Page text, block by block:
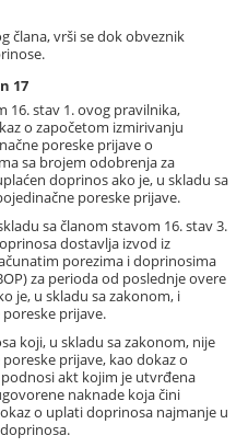
člana, vrši se dok obveznik
17
16. stav 1. ovog pravilnika,
o započetom izmirivanju
poreske prijave o
sa brojem odobrenja za
doprinos ako je, u skladu sa
poreske prijave.
sa članom stavom 16. stav 3.
dostavlja izvod iz
porezima i doprinosima
za perioda od poslednje overe
je, u skladu sa zakonom, i
prijave.
koji, u skladu sa zakonom, nije
prijave, kao dokaz o
akt kojim je utvrđena
naknade koja čini
o uplati doprinosa najmanje u